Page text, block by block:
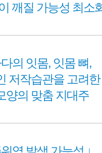
깨질 가능성 최소
의 잇몸, 잇몸 뼈,
저작습관을 고려한
양의 맞춤 지대주